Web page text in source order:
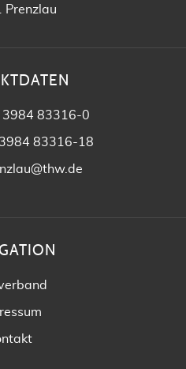
Prenzlau
3984 83316-0
83316-18